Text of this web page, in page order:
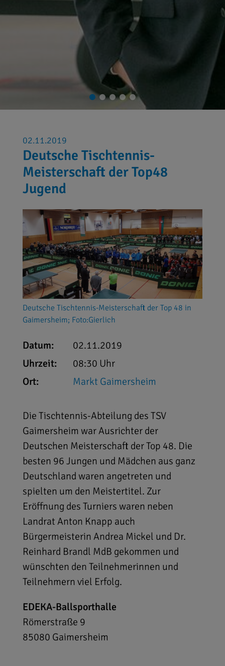
02.11.2019
Deutsche Tischtennis-
Meisterschaft der Top48
Jugend
Deutsche Tischtennis-Meisterschaft der Top 48 in
Gaimersheim; Foto:Gierlich
Datum:
02.11.2019
Uhrzeit:
08:30 Uhr
Ort:
Markt Gaimersheim
Die Tischtennis-Abteilung des TSV
Gaimersheim war Ausrichter der
Deutschen Meisterschaft der Top 48. Die
besten 96 Jungen und Mädchen aus ganz
Deutschland waren angetreten und
spielten um den Meistertitel. Zur
Eröffnung des Turniers waren neben
Landrat Anton Knapp auch
Bürgermeisterin Andrea Mickel und Dr.
Reinhard Brandl MdB gekommen und
wünschten den Teilnehmerinnen und
Teilnehmern viel Erfolg.
EDEKA-Ballsporthalle
Römerstraße 9
85080 Gaimersheim